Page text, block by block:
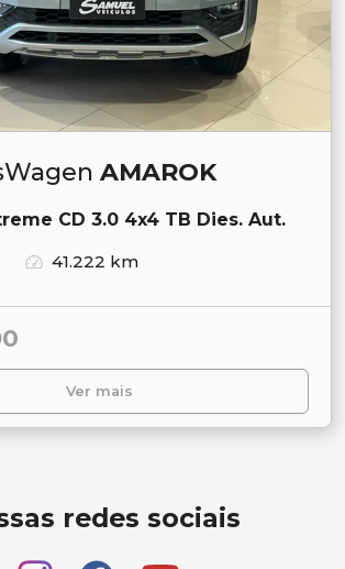
AMAROK
CD 3.0 4x4 TB Dies. Aut.
41.222 km
Ver mais
redes sociais